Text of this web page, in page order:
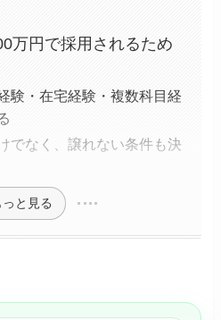
万円で採用されるため
験・在宅経験・複数科目経
でなく、譲れない条件も決
っと見る